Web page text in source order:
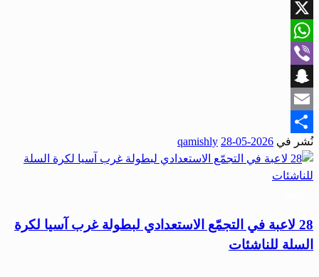
Facebook
X
WhatsApp
Viber
Snapchat
Email
Share
نُشر في 2026-05-28
qamishly
28 لاعبة في التجمّع الاستعدادي لبطولة غرب آسيا لكرة
السلة للناشئات